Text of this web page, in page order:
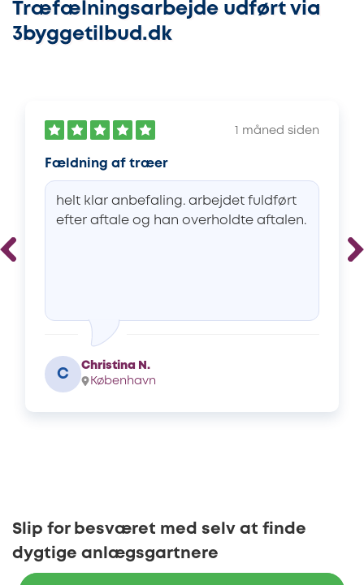
Træfælningsarbejde udført via
3byggetilbud.dk
1 måned siden
Fældning af træer
helt klar anbefaling. arbejdet fuldført
efter aftale og han overholdte aftalen.
C
Christina N.
København
Slip for besværet med selv at finde
dygtige anlægsgartnere